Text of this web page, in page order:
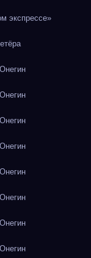
экспрессе»